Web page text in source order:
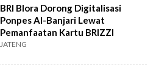
BRI Blora Dorong Digitalisasi
Ponpes Al-Banjari Lewat
Pemanfaatan Kartu BRIZZI
JATENG